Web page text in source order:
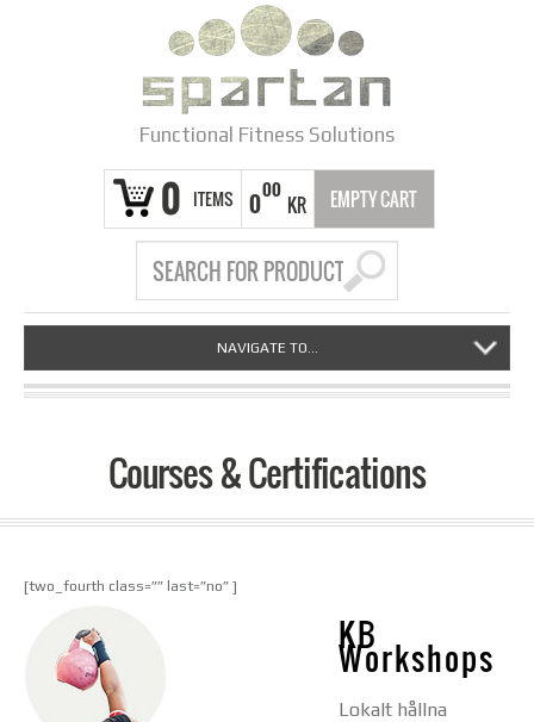
Functional Fitness Solutions
0 ITEMS 000
KR EMPTY CART
NAVIGATE TO...
Courses & Certifications
[two_fourth class=”” last=”no” ]
KB
Workshops
Lokalt hållna